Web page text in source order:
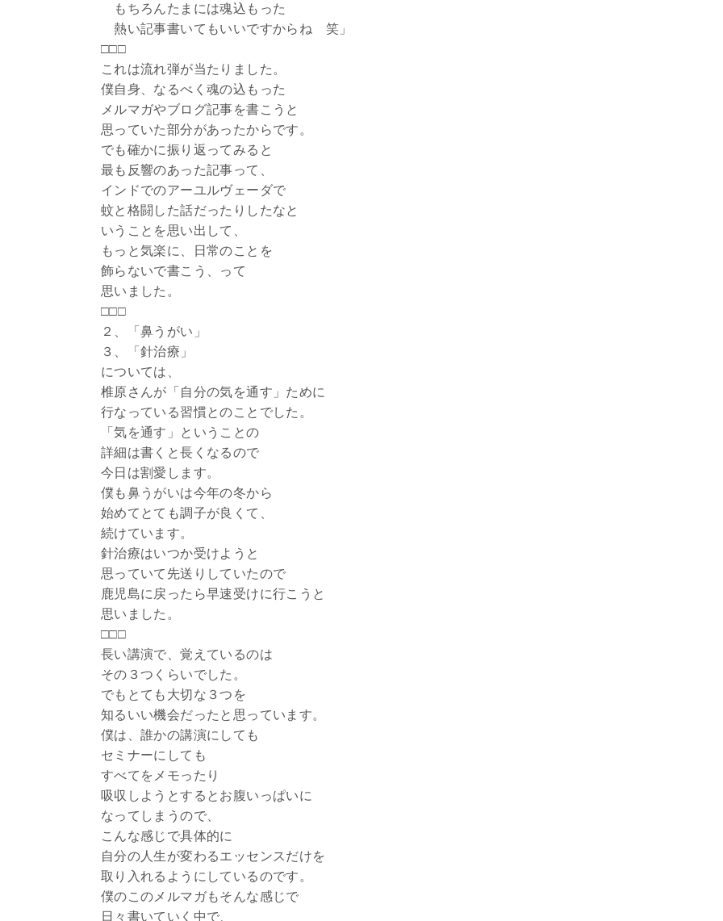
もちろんたまには魂込もった
熱い記事書いてもいいですからね 笑」
□□□
これは流れ弾が当たりました。
僕自身、なるべく魂の込もった
メルマガやブログ記事を書こうと
思っていた部分があったからです。
でも確かに振り返ってみると
最も反響のあった記事って、
インドでのアーユルヴェーダで
蚊と格闘した話だったりしたなと
いうことを思い出して、
もっと気楽に、日常のことを
飾らないで書こう、って
思いました。
□□□
２、「鼻うがい」
３、「針治療」
については、
椎原さんが「自分の気を通す」ために
行なっている習慣とのことでした。
「気を通す」ということの
詳細は書くと長くなるので
今日は割愛します。
僕も鼻うがいは今年の冬から
始めてとても調子が良くて、
続けています。
針治療はいつか受けようと
思っていて先送りしていたので
鹿児島に戻ったら早速受けに行こうと
思いました。
□□□
長い講演で、覚えているのは
その３つくらいでした。
でもとても大切な３つを
知るいい機会だったと思っています。
僕は、誰かの講演にしても
セミナーにしても
すべてをメモったり
吸収しようとするとお腹いっぱいに
なってしまうので、
こんな感じで具体的に
自分の人生が変わるエッセンスだけを
取り入れるようにしているのです。
僕のこのメルマガもそんな感じで
日々書いていく中で、